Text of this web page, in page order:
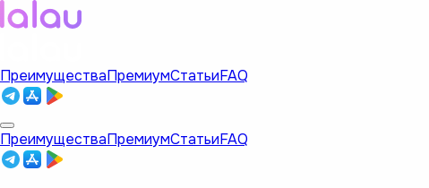
ПреимуществаПремиумСтатьиFAQ
ПреимуществаПремиумСтатьиFAQ